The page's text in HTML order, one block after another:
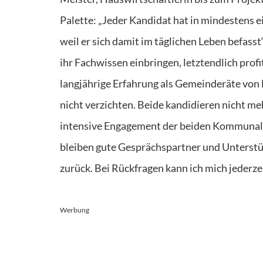
Palette: „Jeder Kandidat hat in mindestens
weil er sich damit im täglichen Leben
ihr Fachwissen einbringen, letztendlich
langjährige Erfahrung als Gemeinderäte
nicht verzichten. Beide kandidieren nicht
intensive Engagement der beiden
bleiben gute Gesprächspartner und
zurück. Bei Rückfragen kann ich mich
Werbung